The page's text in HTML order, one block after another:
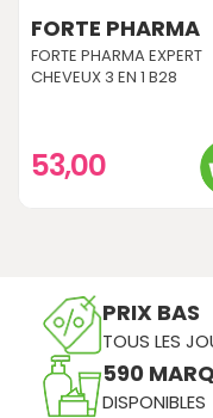
FORTE PHARMA
FORTE PHARMA EXPERT
CHEVEUX 3 EN 1 B28
53,00
PRIX BAS
TOUS LES
590
DISPONIBLES